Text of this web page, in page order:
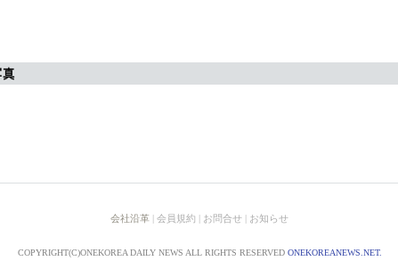
会社沿革 | 会員規約 | お問合せ | お知らせ
COPYRIGHT(C)ONEKOREA DAILY NEWS ALL RIGHTS RESERVED ONEKOREANEWS.NET.